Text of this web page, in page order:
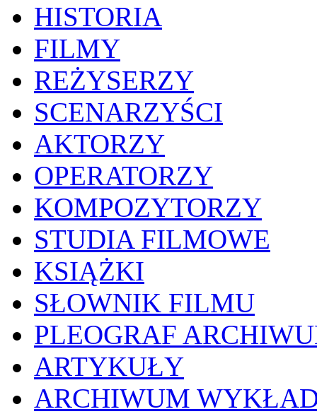
HISTORIA
FILMY
REŻYSERZY
SCENARZYŚCI
AKTORZY
OPERATORZY
KOMPOZYTORZY
STUDIA FILMOWE
KSIĄŻKI
SŁOWNIK FILMU
PLEOGRAF
ARTYKUŁY
ARCHIWUM